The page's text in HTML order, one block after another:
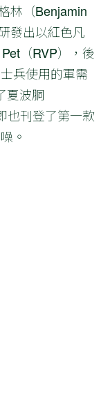
林（Benjamin
發出以紅色凡
（RVP），後
兵使用的軍需
夏波胴
也刊登了第一款
。